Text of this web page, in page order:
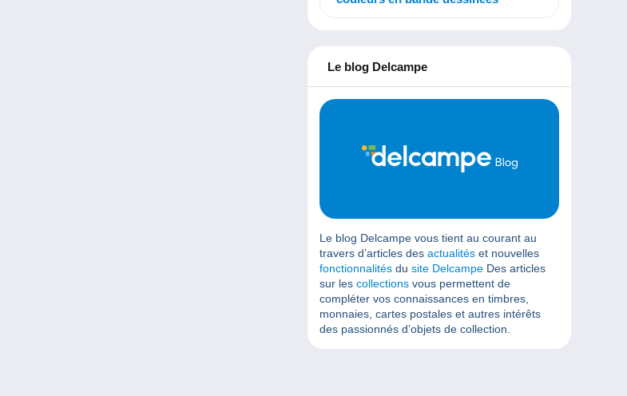
Le blog Delcampe
Le blog Delcampe vous tient au courant au
travers d’articles des actualités et nouvelles
fonctionnalités du site Delcampe Des articles
sur les collections vous permettent de
compléter vos connaissances en timbres,
monnaies, cartes postales et autres intérêts
des passionnés d’objets de collection.